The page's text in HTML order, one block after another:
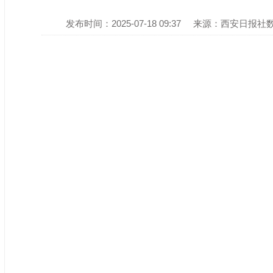
发布时间：2025-07-18 09:37 来源：西安日报社